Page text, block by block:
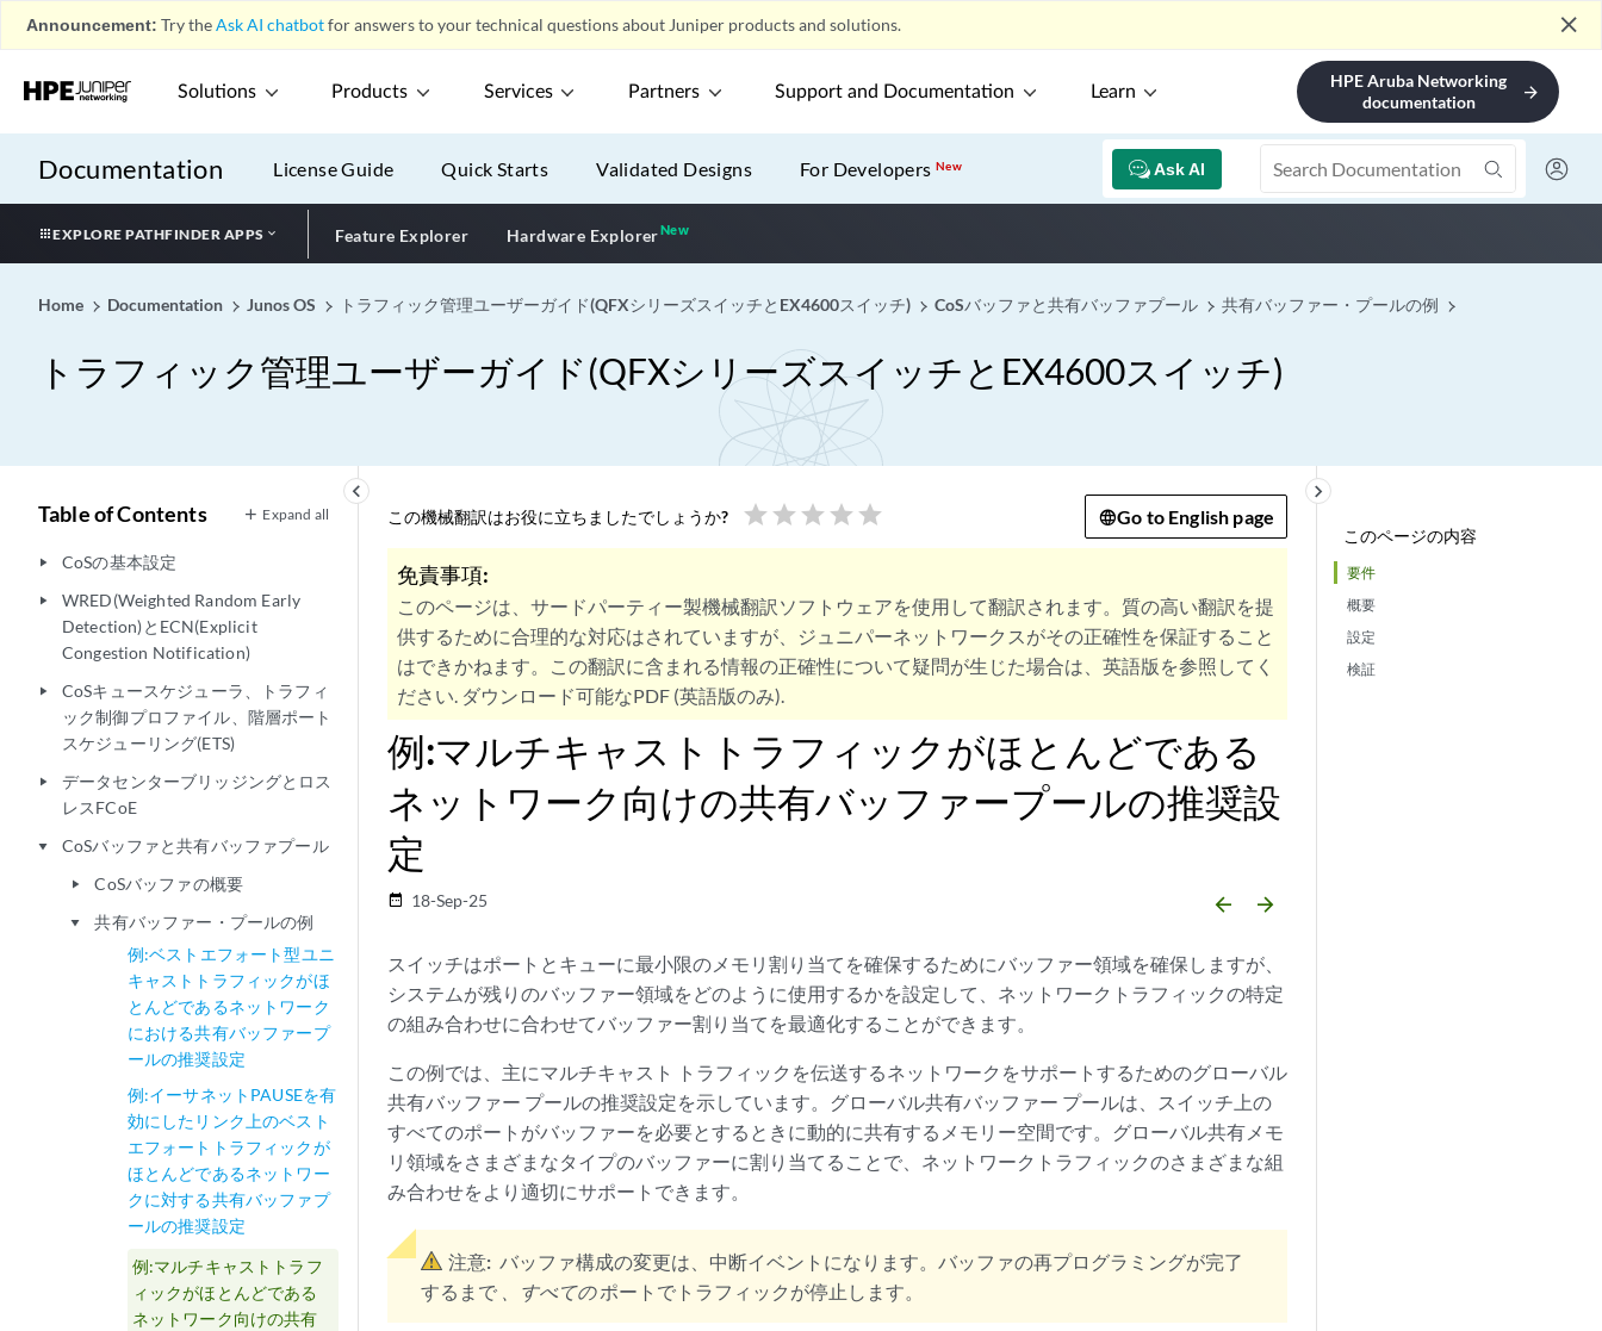
Announcement: Try theAsk AI chatbotfor answers to your technical questions about Juniper products and solutions. close
Solutions Products Services Partners Support and Documentation Learn
HPE Aruba Networking
documentation
arrow_forward
Documentation Ask AI
License Guide Quick Starts Validated Designs For DevelopersNew
EXPLORE PATHFINDER APPS Feature Explorer Hardware ExplorerNewNew application
Home Documentation Junos OS トラフィック管理ユーザーガイド(QFXシリーズスイッチとEX4600スイッチ) CoSバッファと共有バッファプール 共有バッファー・プールの例
トラフィック管理ユーザーガイド(QFXシリーズスイッチとEX4600スイッチ)
keyboard_arrow_left
Table of Contents Expand all
play_arrow CoSの基本設定
play_arrow
WRED(Weighted Random Early
Detection)とECN(Explicit
Congestion Notification)
play_arrow
CoSキュースケジューラ、トラフィ
ック制御プロファイル、階層ポート
スケジューリング(ETS)
play_arrow
データセンターブリッジングとロス
レスFCoE
play_arrow CoSバッファと共有バッファプール
play_arrow CoSバッファの概要
play_arrow
共有バッファー・プールの例
例:ベストエフォート型ユニ
キャストトラフィックがほ
とんどであるネットワーク
における共有バッファープ
ールの推奨設定
例:イーサネットPAUSEを有
効にしたリンク上のベスト
エフォートトラフィックが
ほとんどであるネットワー
クに対する共有バッファプ
ールの推奨設定
例:マルチキャストトラフ
ィックがほとんどである
ネットワーク向けの共有
このページの内容
要件
概要
設定
検証
keyboard_arrow_right
この機械翻訳はお役に立ちましたでしょうか? star star star star star Go to English page
免責事項:
このページは、サードパーティー製機械翻訳ソフトウェアを使用して翻訳されます。質の高い翻訳を提
供するために合理的な対応はされていますが、ジュニパーネットワークスがその正確性を保証すること
はできかねます。この翻訳に含まれる情報の正確性について疑問が生じた場合は、英語版を参照してく
ださい. ダウンロード可能なPDF (英語版のみ).
例:マルチキャストトラフィックがほとんどである
ネットワーク向けの共有バッファープールの推奨設
定
date_range 18-Sep-25 arrow_backward arrow_forward
スイッチはポートとキューに最小限のメモリ割り当てを確保するためにバッファー領域を確保しますが、
システムが残りのバッファー領域をどのように使用するかを設定して、ネットワークトラフィックの特定
の組み合わせに合わせてバッファー割り当てを最適化することができます。
この例では、主にマルチキャスト トラフィックを伝送するネットワークをサポートするためのグローバル
共有バッファー プールの推奨設定を示しています。グローバル共有バッファー プールは、スイッチ上の
すべてのポートがバッファーを必要とするときに動的に共有するメモリー空間です。グローバル共有メモ
リ領域をさまざまなタイプのバッファーに割り当てることで、ネットワークトラフィックのさまざまな組
み合わせをより適切にサポートできます。
注意: バッファ構成の変更は、中断イベントになります。バッファの再プログラミングが完了
するまで
、すべてのポートでトラフィックが停止します。